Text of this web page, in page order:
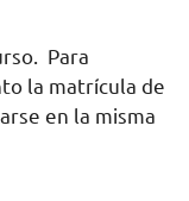
Para
la matrícula de
en la misma